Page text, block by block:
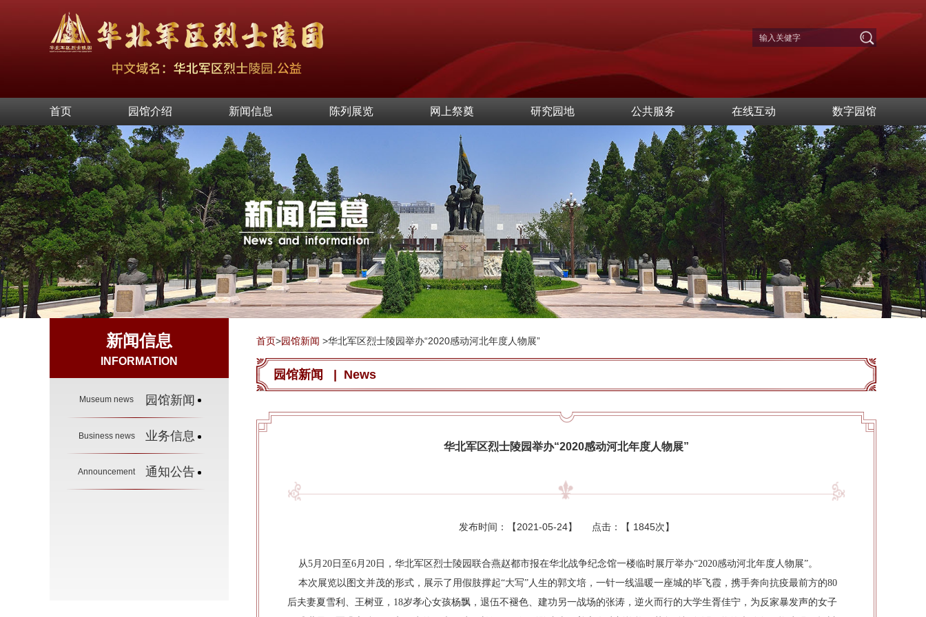
首页 园馆介绍 新闻信息 陈列展览 网上祭奠 研究园地 公共服务 在线互动 数字园馆
新闻信息
INFORMATION
Museum news 园馆新闻
Business news 业务信息
Announcement 通知公告
首页>园馆新闻 >华北军区烈士陵园举办“2020感动河北年度人物展”
园馆新闻 News
华北军区烈士陵园举办“2020感动河北年度人物展”
发布时间：【2021-05-24】 点击：【 1845次】
从5月20日至6月20日，华北军区烈士陵园联合燕赵都市报在华北战争纪念馆一楼临时展厅举办“2020感动河北年度人物展”。
本次展览以图文并茂的形式，展示了用假肢撑起“大写”人生的郭文培，一针一线温暖一座城的毕飞霞，携手奔向抗疫最前方的80
后夫妻夏雪利、王树亚，18岁孝心女孩杨飘，退伍不褪色、建功另一战场的张涛，逆火而行的大学生胥佳宁，为反家暴发声的女子